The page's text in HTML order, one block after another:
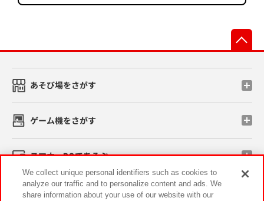
あそび場をさがす
ゲーム機をさがす
スマホ・PCであそぶ
イベント・キャンペーン
We collect unique personal identifiers such as cookies to
analyze our traffic and to personalize content and ads. We
share information about your use of our website with our